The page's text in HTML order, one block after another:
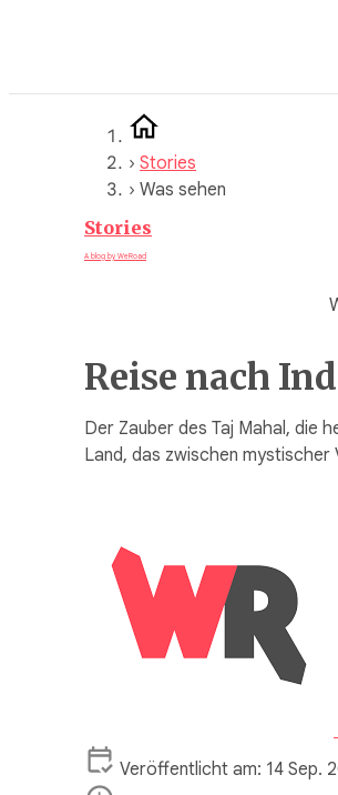
› Stories
› Was sehen
Stories
A blog by WeRoad
Reise nach
Der Zauber des Taj Mahal, die
Land, das zwischen mystischer
Veröffentlicht am: 14 Sep.